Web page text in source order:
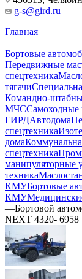
g-s@gird.ru
Главная
—
Бортовые
Передвижные
спецтехника
тягачи
Командно-
МЧС
ГИРДАвтодома
спецтехника
дома
спецтехника
манипуляторные
техника
КМУБортовые
КМУ
—Бортовой
NEXT 4320- 6958